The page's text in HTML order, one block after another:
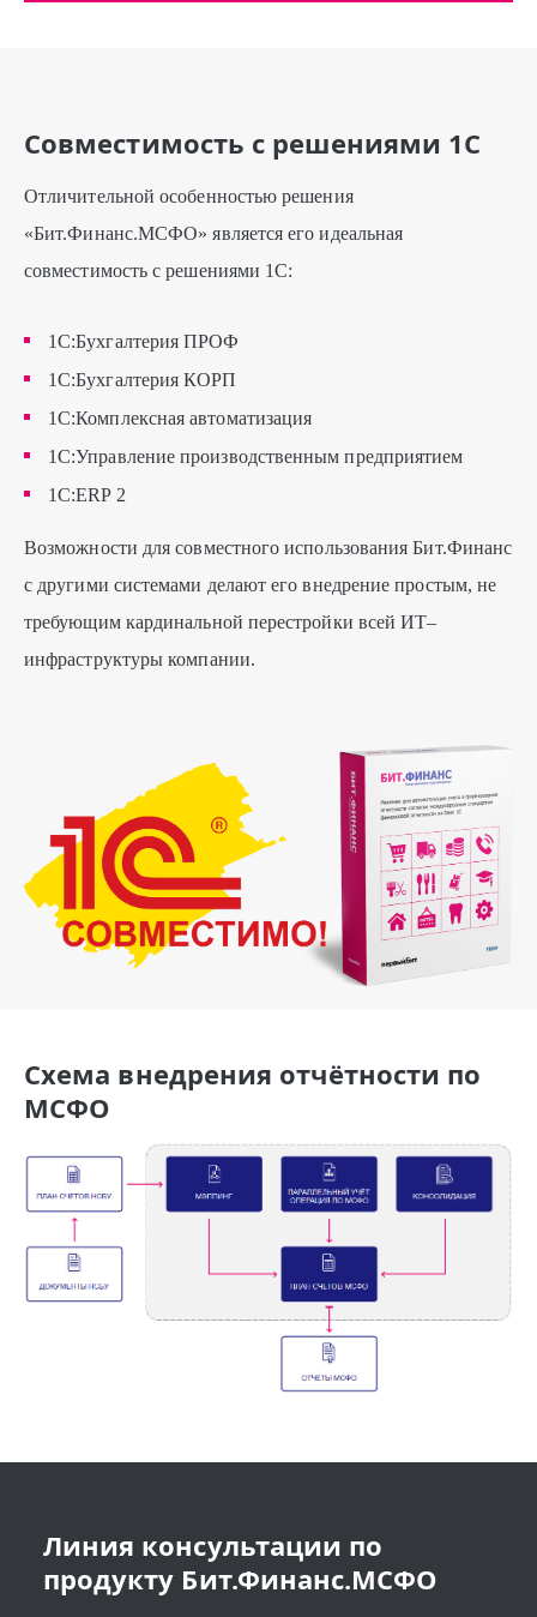
Совместимость с решениями 1С
Отличительной особенностью решения
«Бит.Финанс.МСФО» является его идеальная
совместимость с решениями 1С:
1С:Бухгалтерия ПРОФ
1С:Бухгалтерия КОРП
1С:Комплексная автоматизация
1С:Управление производственным предприятием
1С:ERP 2
Возможности для совместного использования Бит.Финанс
с другими системами делают его внедрение простым, не
требующим кардинальной перестройки всей ИТ–
инфраструктуры компании.
Схема внедрения отчётности по
МСФО
Линия консультации по
продукту Бит.Финанс.МСФО